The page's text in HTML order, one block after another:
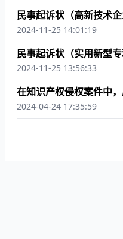
民事起诉状（高新技术
2024-11-25 14:01:19
民事起诉状（实用新型
2024-11-25 13:56:33
在知识产权侵权案件中
2024-04-24 17:35:59